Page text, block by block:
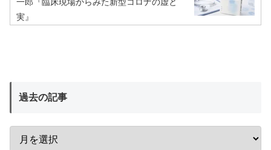
実』
過去の記事